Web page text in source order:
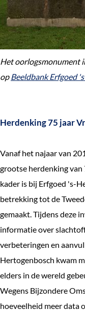
Het oorlogsmonument
opBeeldbank Erfgoed
Herdenking 75 jaar
Vanaf het najaar van
grootse herdenking
kader is bij Erfgoed 's-
betrekking tot de
gemaakt. Tijdens deze
informatie over
verbeteringen en
Hertogenbosch kwam
elders in de wereld
Wegens Bijzondere
hoeveelheid meer data